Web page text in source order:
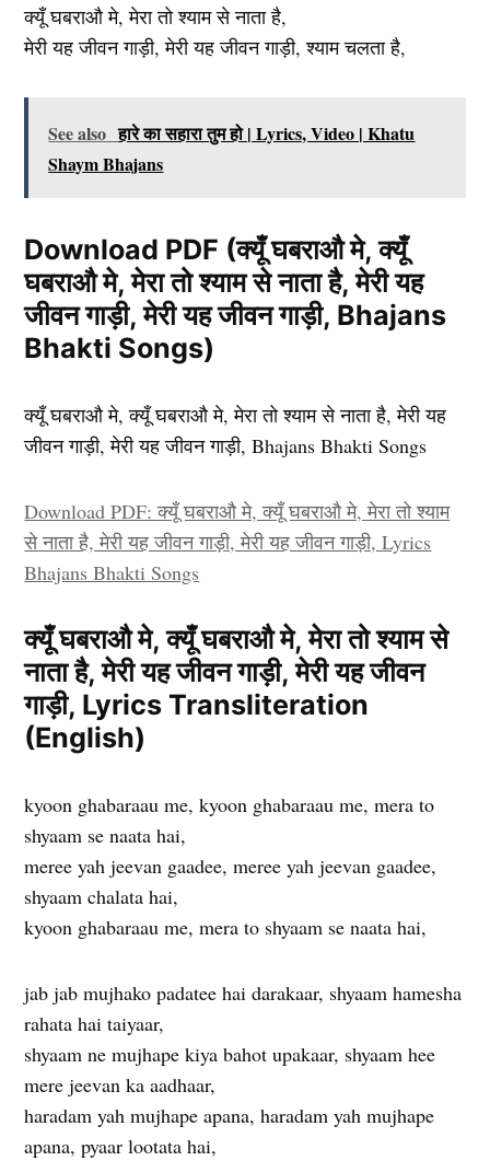
क्यूँ घबराऔ मे, मेरा तो श्याम से नाता है,
मेरी यह जीवन गाड़ी, मेरी यह जीवन गाड़ी, श्याम चलता है,
See also हारे का सहारा तुम हो | Lyrics, Video | Khatu
Shaym Bhajans
Download PDF (क्यूँ घबराऔ मे, क्यूँ
घबराऔ मे, मेरा तो श्याम से नाता है, मेरी यह
जीवन गाड़ी, मेरी यह जीवन गाड़ी, Bhajans
Bhakti Songs)
क्यूँ घबराऔ मे, क्यूँ घबराऔ मे, मेरा तो श्याम से नाता है, मेरी यह
जीवन गाड़ी, मेरी यह जीवन गाड़ी, Bhajans Bhakti Songs
Download PDF: क्यूँ घबराऔ मे, क्यूँ घबराऔ मे, मेरा तो श्याम
से नाता है, मेरी यह जीवन गाड़ी, मेरी यह जीवन गाड़ी, Lyrics
Bhajans Bhakti Songs
क्यूँ घबराऔ मे, क्यूँ घबराऔ मे, मेरा तो श्याम से
नाता है, मेरी यह जीवन गाड़ी, मेरी यह जीवन
गाड़ी, Lyrics Transliteration
(English)
kyoon ghabaraau me, kyoon ghabaraau me, mera to
shyaam se naata hai,
meree yah jeevan gaadee, meree yah jeevan gaadee,
shyaam chalata hai,
kyoon ghabaraau me, mera to shyaam se naata hai,
jab jab mujhako padatee hai darakaar, shyaam hamesha
rahata hai taiyaar,
shyaam ne mujhape kiya bahot upakaar, shyaam hee
mere jeevan ka aadhaar,
haradam yah mujhape apana, haradam yah mujhape
apana, pyaar lootata hai,